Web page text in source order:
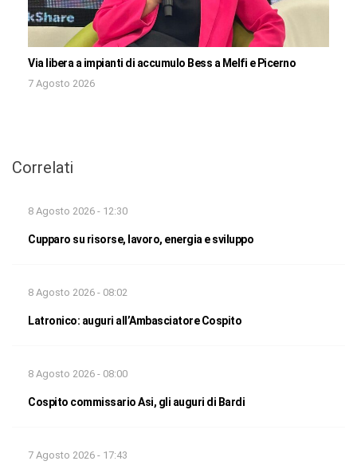
Via libera a impianti di accumulo Bess a Melfi e Picerno
7 Agosto 2026
Correlati
8 Agosto 2026 - 12:30
Cupparo su risorse, lavoro, energia e sviluppo
8 Agosto 2026 - 08:02
Latronico: auguri all’Ambasciatore Cospito
8 Agosto 2026 - 08:00
Cospito commissario Asi, gli auguri di Bardi
7 Agosto 2026 - 17:43